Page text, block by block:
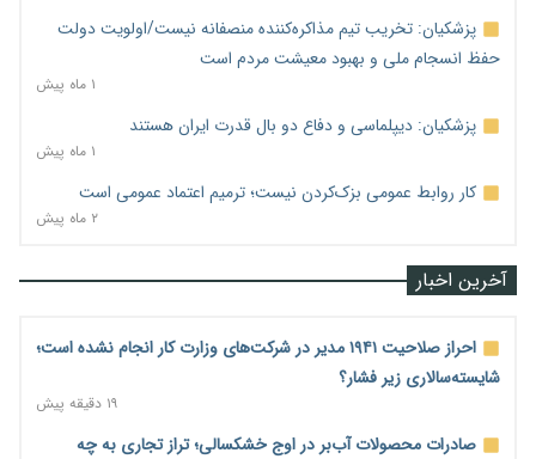
پزشکیان: تخریب تیم مذاکره‌کننده منصفانه نیست/اولویت دولت
حفظ انسجام ملی و بهبود معیشت مردم است
۱ ماه پیش
پزشکیان: دیپلماسی و دفاع دو بال قدرت ایران هستند
۱ ماه پیش
کار روابط عمومی بزک‌کردن نیست؛ ترمیم اعتماد عمومی است
۲ ماه پیش
آخرین اخبار
احراز صلاحیت ۱۹۴۱ مدیر در شرکت‌های وزارت کار انجام نشده است؛
شایسته‌سالاری زیر فشار؟
۱۹ دقیقه پیش
صادرات محصولات آب‌بر در اوج خشکسالی؛ تراز تجاری به چه